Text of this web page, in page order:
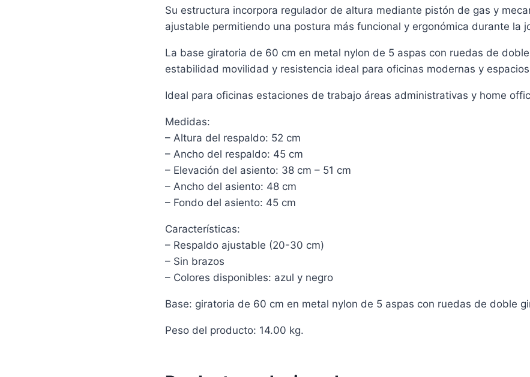
Su estructura incorpora regulador de altura mediante pistón de gas y
ajustable permitiendo una postura más funcional y ergonómica durante la
La base giratoria de 60 cm en metal nylon de 5 aspas con ruedas de
estabilidad movilidad y resistencia ideal para oficinas modernas y
Ideal para oficinas estaciones de trabajo áreas administrativas y home
Medidas:
– Altura del respaldo: 52 cm
– Ancho del respaldo: 45 cm
– Elevación del asiento: 38 cm – 51 cm
– Ancho del asiento: 48 cm
– Fondo del asiento: 45 cm
Características:
– Respaldo ajustable (20-30 cm)
– Sin brazos
– Colores disponibles: azul y negro
Base: giratoria de 60 cm en metal nylon de 5 aspas con ruedas de doble
Peso del producto: 14.00 kg.